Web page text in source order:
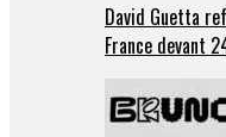
David Guetta
France devant